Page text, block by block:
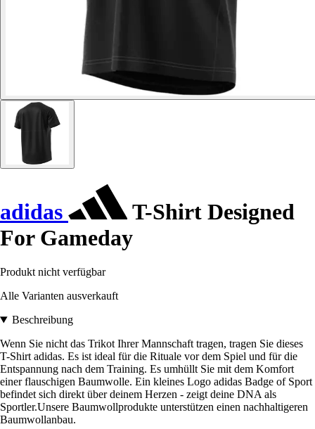
adidas
T-Shirt Designed
For Gameday
Produkt nicht verfügbar
Alle Varianten ausverkauft
Beschreibung
Wenn Sie nicht das Trikot Ihrer Mannschaft tragen, tragen Sie dieses
T-Shirt adidas. Es ist ideal für die Rituale vor dem Spiel und für die
Entspannung nach dem Training. Es umhüllt Sie mit dem Komfort
einer flauschigen Baumwolle. Ein kleines Logo adidas Badge of Sport
befindet sich direkt über deinem Herzen - zeigt deine DNA als
Sportler.Unsere Baumwollprodukte unterstützen einen nachhaltigeren
Baumwollanbau.